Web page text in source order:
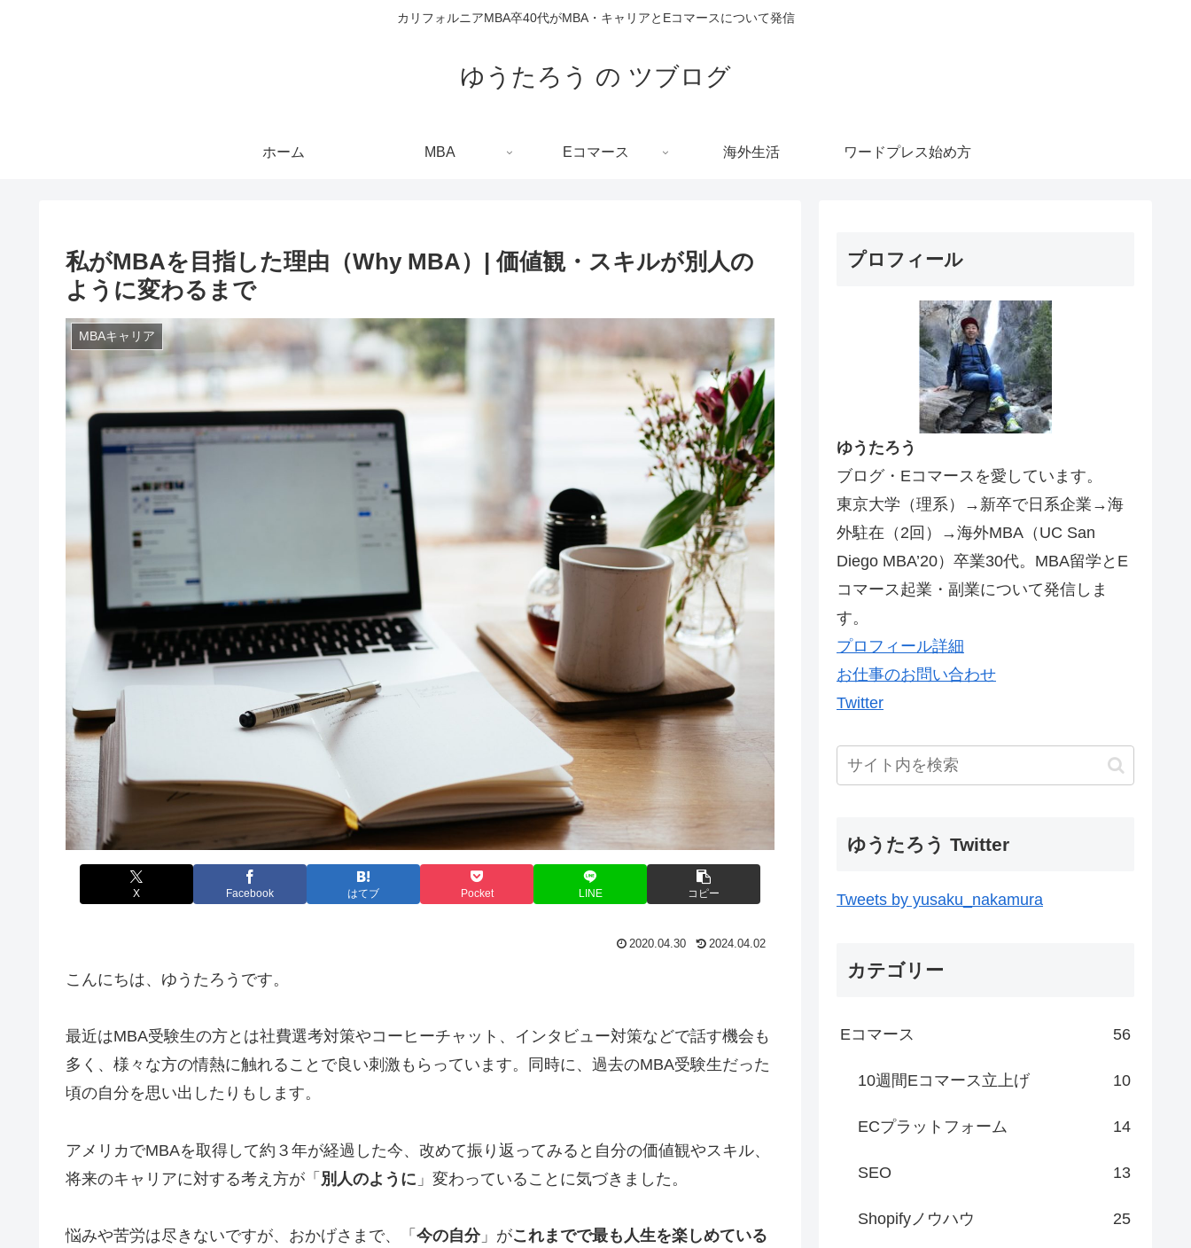
カリフォルニアMBA卒40代がMBA・キャリアとEコマースについて発信
ゆうたろう の ツブログ
ホーム MBA Eコマース 海外生活 ワードプレス始め方
私がMBAを目指した理由（Why MBA）| 価値観・スキルが別人の
ように変わるまで
MBAキャリア
X Facebook はてブ Pocket LINE コピー
2020.04.30 2024.04.02
こんにちは、ゆうたろうです。
最近はMBA受験生の方とは社費選考対策やコーヒーチャット、インタビュー対策などで話す機会も
多く、様々な方の情熱に触れることで良い刺激もらっています。同時に、過去のMBA受験生だった
頃の自分を思い出したりもします。
アメリカでMBAを取得して約３年が経過した今、改めて振り返ってみると自分の価値観やスキル、
将来のキャリアに対する考え方が「 別人のように 」変わっていることに気づきました。
悩みや苦労は尽きないですが、おかげさまで、「 今の自分」がこれまでで最も人生を楽しめている
プロフィール
ゆうたろう
ブログ・Eコマースを愛しています。
東京大学（理系）→新卒で日系企業→海
外駐在（2回）→海外MBA（UC San
Diego MBA’20）卒業30代。MBA留学とE
コマース起業・副業について発信しま
す。
プロフィール詳細
お仕事のお問い合わせ
Twitter
ゆうたろう Twitter
Tweets by yusaku_nakamura
カテゴリー
Eコマース 56
10週間Eコマース立上げ 10
ECプラットフォーム 14
SEO 13
Shopifyノウハウ 25